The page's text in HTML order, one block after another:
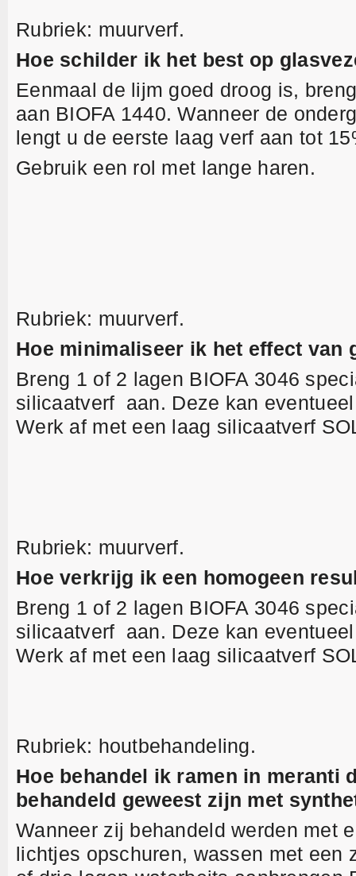
Rubriek: muurverf.
Hoe schilder ik het best op
Eenmaal de lijm goed droog is,
aan BIOFA 1440. Wanneer de
lengt u de eerste laag verf aan tot
Gebruik een rol met lange haren.
Rubriek: muurverf.
Hoe minimaliseer ik het effect van
Breng 1 of 2 lagen BIOFA 3046
silicaatverf aan. Deze kan
Werk af met een laag silicaatverf
Rubriek: muurverf.
Hoe verkrijg ik een homogeen
Breng 1 of 2 lagen BIOFA 3046
silicaatverf aan. Deze kan
Werk af met een laag silicaatverf
Rubriek: houtbehandeling.
Hoe behandel ik ramen in meranti
behandeld geweest zijn met
Wanneer zij behandeld werden met
lichtjes opschuren, wassen met een